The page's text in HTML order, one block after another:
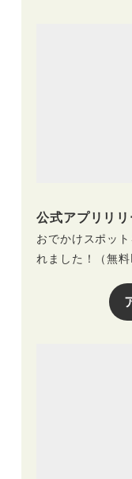
公式アプリリ
おでかけスポッ
れました！（無料